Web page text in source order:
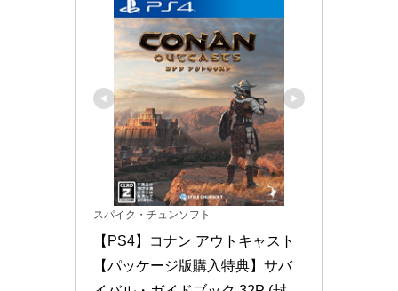
スパイク・チュンソフト
【PS4】コナン アウトキャスト
【パッケージ版購入特典】サバ